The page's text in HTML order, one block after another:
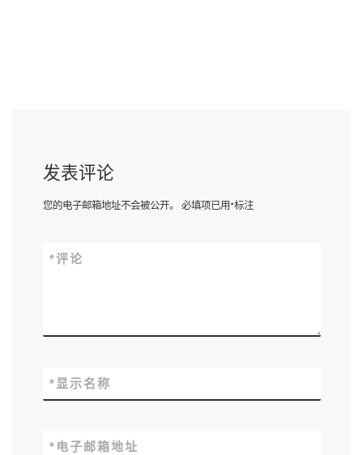
发表评论
您的电子邮箱地址不会被公开。 必填项已用*标注
评论
*
显示名称
*
电子邮箱地址
*